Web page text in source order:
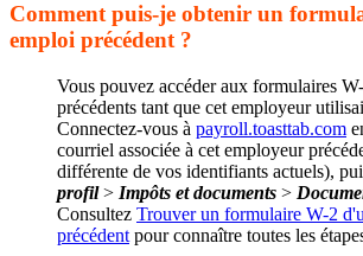
Comment puis-je obtenir un
emploi précédent ?
Vous pouvez accéder aux formulaires
précédents tant que cet employeur
Connectez-vous à payroll.toasttab.com
courriel associée à cet employeur
différente de vos identifiants actuels),
profil> Impôts et documents >
Consultez Trouver un formulaire W-2
précédent pour connaître toutes les